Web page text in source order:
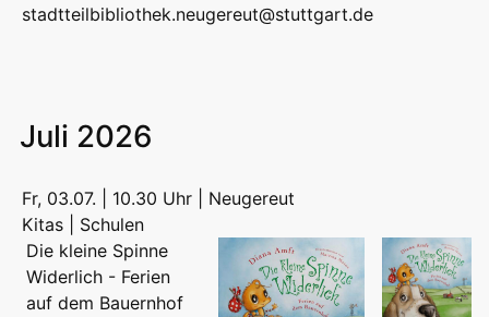
stadtteilbibliothek.neugereut@stuttgart.de
Juli 2026
Fr, 03.07. | 10.30 Uhr | Neugereut
Kitas | Schulen
Die kleine Spinne
Widerlich - Ferien
auf dem Bauernhof